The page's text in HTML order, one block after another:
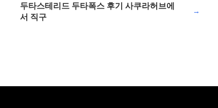
두타스테리드 두타폭스 후기 사쿠라허브에
서 직구
→